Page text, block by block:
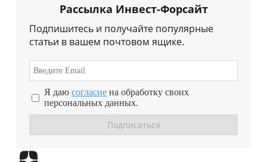
Рассылка Инвест-Форсайт
Подпишитесь и получайте популярные
статьи в вашем почтовом ящике.
Я даю согласие на обработку своих
персональных данных.